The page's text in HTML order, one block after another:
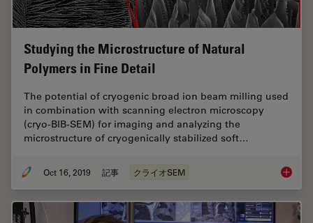
Studying the Microstructure of Natural
Polymers in Fine Detail
The potential of cryogenic broad ion beam milling used
in combination with scanning electron microscopy
(cryo-BIB-SEM) for imaging and analyzing the
microstructure of cryogenically stabilized soft…
Oct 16, 2019 記事 クライオSEM